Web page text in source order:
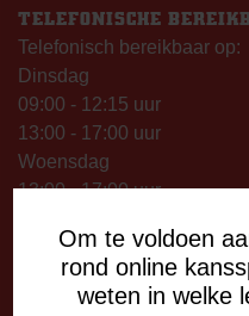
Om te voldoen
rond online
weten in welke
TELEFONISCHE
Telefonisch bereikbaar op:
Dinsdag
09:00 - 12:15 uur
13:00 - 17:00 uur
Woensdag
13:00 - 17:00 uur
09:00 - 12:15 uur
13:00 - 17:00 uur
Op thuiswedstrijddagen